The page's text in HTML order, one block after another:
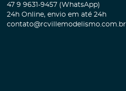
47 9 9631-9457 (WhatsApp)
24h Online, envio em até 24h
contato@rcvillemodelismo.com.br